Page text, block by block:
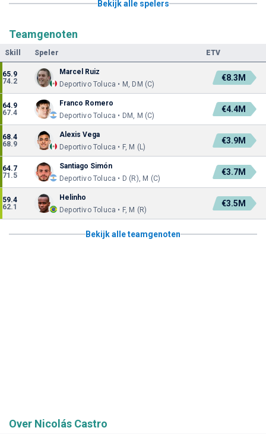
Bekijk alle spelers
Teamgenoten
Skill Speler ETV
65.9
74.2
Marcel Ruiz
Deportivo Toluca • M, DM (C)
€8.3M
64.9
67.4
Franco Romero
Deportivo Toluca • DM, M (C)
€4.4M
68.4
68.9
Alexis Vega
Deportivo Toluca • F, M (L)
€3.9M
64.7
71.5
Santiago Simón
Deportivo Toluca • D (R), M (C)
€3.7M
59.4
62.1
Helinho
Deportivo Toluca • F, M (R)
€3.5M
Bekijk alle teamgenoten
Over Nicolás Castro